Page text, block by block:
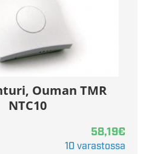
Ouman TMR
NTC10
58,19€
10 varastossa